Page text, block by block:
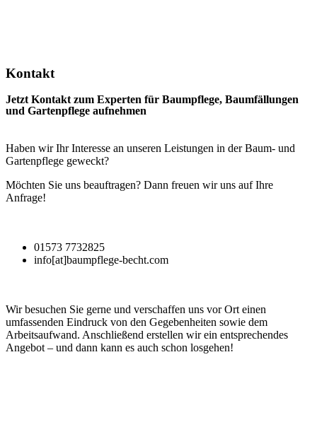
Kontakt
Jetzt Kontakt zum Experten für Baumpflege, Baumfällungen
und Gartenpflege aufnehmen
Haben wir Ihr Interesse an unseren Leistungen in der Baum- und
Gartenpflege geweckt?
Möchten Sie uns beauftragen? Dann freuen wir uns auf Ihre
Anfrage!
01573 7732825
info[at]baumpflege-becht.com
Wir besuchen Sie gerne und verschaffen uns vor Ort einen
umfassenden Eindruck von den Gegebenheiten sowie dem
Arbeitsaufwand. Anschließend erstellen wir ein entsprechendes
Angebot – und dann kann es auch schon losgehen!